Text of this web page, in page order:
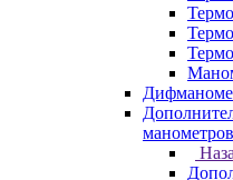
манометров